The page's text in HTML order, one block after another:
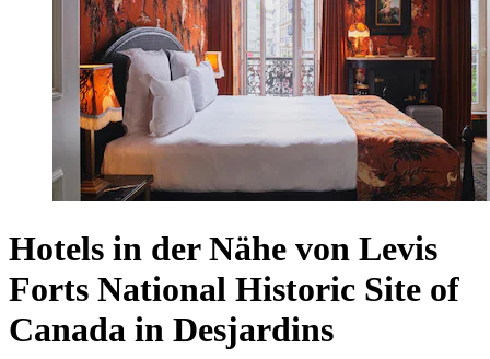
Hotels in der Nähe von Levis
Forts National Historic Site of
Canada in Desjardins